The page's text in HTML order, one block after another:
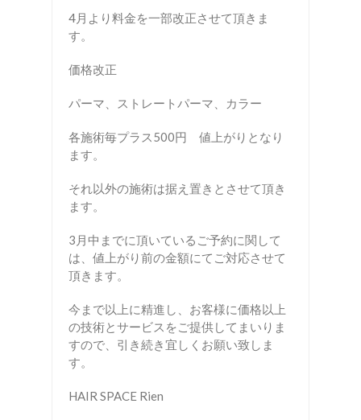
4月より料金を一部改正させて頂きま
す。
価格改正
パーマ、ストレートパーマ、カラー
各施術毎プラス500円 値上がりとなり
ます。
それ以外の施術は据え置きとさせて頂き
ます。
3月中までに頂いているご予約に関して
は、値上がり前の金額にてご対応させて
頂きます。
今まで以上に精進し、お客様に価格以上
の技術とサービスをご提供してまいりま
すので、引き続き宜しくお願い致しま
す。
HAIR SPACE Rien